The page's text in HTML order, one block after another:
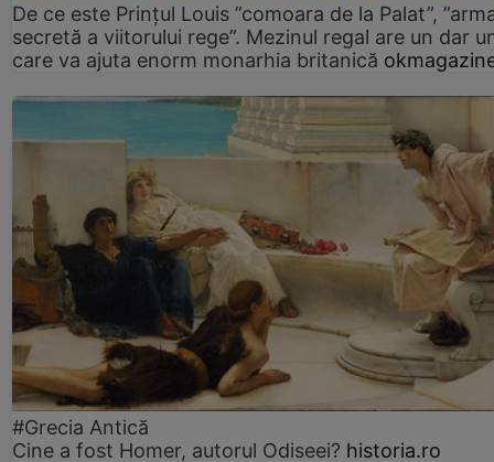
De ce este Prințul Louis ”comoara de la Palat”,
secretă a viitorului rege”. Mezinul regal are un dar
care va ajuta enorm monarhia britanică
#Grecia Antică
Cine a fost Homer, autorul Odiseei? historia.ro